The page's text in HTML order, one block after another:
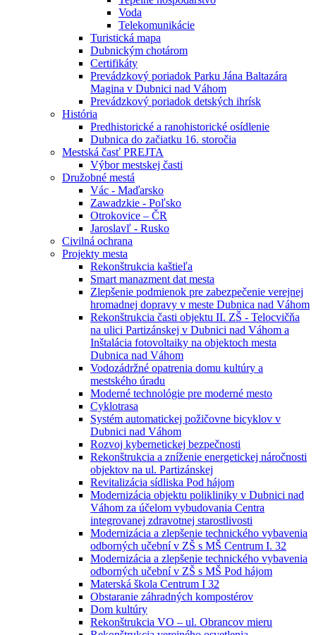
Voda
Telekomunikácie
Turistická mapa
Dubnickým chotárom
Certifikáty
Prevádzkový poriadok Parku Jána Baltazára
Magina v Dubnici nad Váhom
Prevádzkový poriadok detských ihrísk
História
Predhistorické a ranohistorické osídlenie
Dubnica do začiatku 16. storočia
Mestská časť PREJTA
Výbor mestskej časti
Družobné mestá
Vác - Maďarsko
Zawadzkie - Poľsko
Otrokovice – ČR
Jaroslavľ - Rusko
Civilná ochrana
Projekty mesta
Rekonštrukcia kaštieľa
Smart manazment dat mesta
Zlepšenie podmienok pre zabezpečenie verejnej
hromadnej dopravy v meste Dubnica nad Váhom
Rekonštrukcia časti objektu II. ZŠ - Telocvičňa
na ulici Partizánskej v Dubnici nad Váhom a
Inštalácia fotovoltaiky na objektoch mesta
Dubnica nad Váhom
Vodozádržné opatrenia domu kultúry a
mestského úradu
Moderné technológie pre moderné mesto
Cyklotrasa
Systém automatickej požičovne bicyklov v
Dubnici nad Váhom
Rozvoj kybernetickej bezpečnosti
Rekonštrukcia a zníženie energetickej náročnosti
objektov na ul. Partizánskej
Revitalizácia sídliska Pod hájom
Modernizácia objektu polikliniky v Dubnici nad
Váhom za účelom vybudovania Centra
integrovanej zdravotnej starostlivosti
Modernizácia a zlepšenie technického vybavenia
odborných učební v ZŠ s MŠ Centrum I. 32
Modernizácia a zlepšenie technického vybavenia
odborných učební v ZŠ s MŠ Pod hájom
Materská škola Centrum I 32
Obstaranie záhradných kompostérov
Dom kultúry
Rekonštrukcia VO – ul. Obrancov mieru